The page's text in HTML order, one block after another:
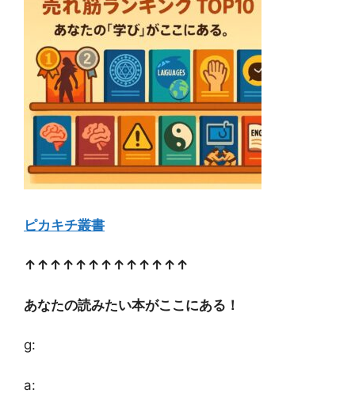
ピカキチ叢書
↑↑↑↑↑↑↑↑↑↑↑↑↑
あなたの読みたい本がここにある！
g:
a: